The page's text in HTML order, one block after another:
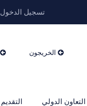
تسجيل الدخول
الخريجون
التعاون الدولي التقديم